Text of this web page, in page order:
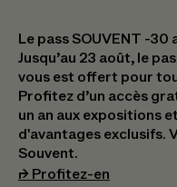
Le pass SOUVENT -30
Jusqu’au 23 août, le
vous est offert pour
Profitez d’un accès
un an aux expositions
d'avantages exclusifs.​
Souvent.
⮣ Profitez-en